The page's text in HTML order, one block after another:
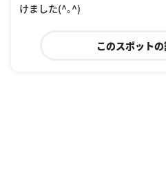
けました(^｡^)
このスポット